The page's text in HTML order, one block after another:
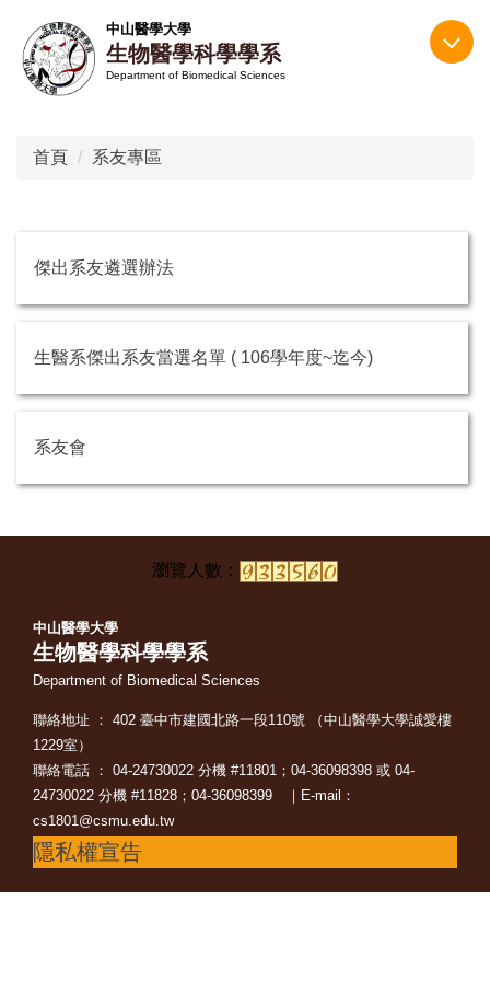
到
主
中山醫學大學
生物醫學科學學系
Department of Biomedical Sciences
首頁 系友專區
傑出系友遴選辦法
生醫系傑出系友當選名單 ( 106學年度~迄今)
系友會
中山醫學大學
生物醫學科學學系
Department of Biomedical Sciences
聯絡地址 ： 402 臺中市建國北路一段110號 （中山醫學大學誠愛樓
1229室）
聯絡電話 ： 04-24730022 分機 #11801；04-36098398 或 04-
24730022 分機 #11828；04-36098399 ｜E-mail：
cs1801@csmu.edu.tw
隱私權宣告